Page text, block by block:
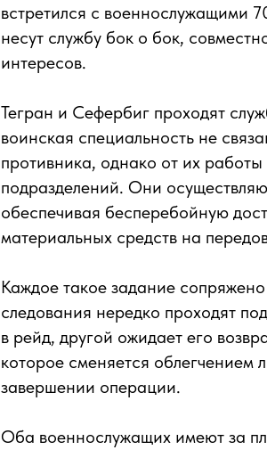
встретился с военнослужащими
несут службу бок о бок,
интересов.
Тегран и Сефербиг проходят
воинская специальность не
противника, однако от их
подразделений. Они
обеспечивая бесперебойную
материальных средств на
Каждое такое задание
следования нередко проходят
в рейд, другой ожидает его
которое сменяется облегчением
завершении операции.
Оба военнослужащих имеют за